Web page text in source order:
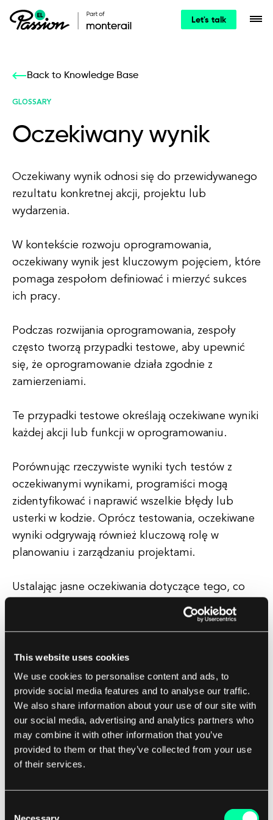
This website uses cookies
We use cookies to personalise content and ads, to
provide social media features and to analyse our traffic.
We also share information about your use of our site with
our social media, advertising and analytics partners who
may combine it with other information that you’ve
provided to them or that they’ve collected from your use
of their services.
Let's talk
Back to Knowledge Base
GLOSSARY
Oczekiwany wynik
Oczekiwany wynik odnosi się do przewidywanego
rezultatu konkretnej akcji, projektu lub
wydarzenia.
W kontekście rozwoju oprogramowania,
oczekiwany wynik jest kluczowym pojęciem, które
pomaga zespołom definiować i mierzyć sukces
ich pracy.
Podczas rozwijania oprogramowania, zespoły
często tworzą przypadki testowe, aby upewnić
się, że oprogramowanie działa zgodnie z
zamierzeniami.
Te przypadki testowe określają oczekiwane wyniki
każdej akcji lub funkcji w oprogramowaniu.
Porównując rzeczywiste wyniki tych testów z
oczekiwanymi wynikami, programiści mogą
zidentyfikować i naprawić wszelkie błędy lub
usterki w kodzie. Oprócz testowania, oczekiwane
wyniki odgrywają również kluczową rolę w
planowaniu i zarządzaniu projektami.
Ustalając jasne oczekiwania dotyczące tego, co
powinno zostać osiągnięte na każdym etapie
projektu, zespoły mogą pozostać na właściwej
ogólnymi celami projektu. Ogólnie rzecz biorąc,
zrozumienie i zdefiniowanie oczekiwanych
wyników jest niezbędne dla udanego rozwoju
oprogramowania.
Pomaga zespołom skupić się, mierzyć postępy i
ostatecznie dostarczyć klientom produkty